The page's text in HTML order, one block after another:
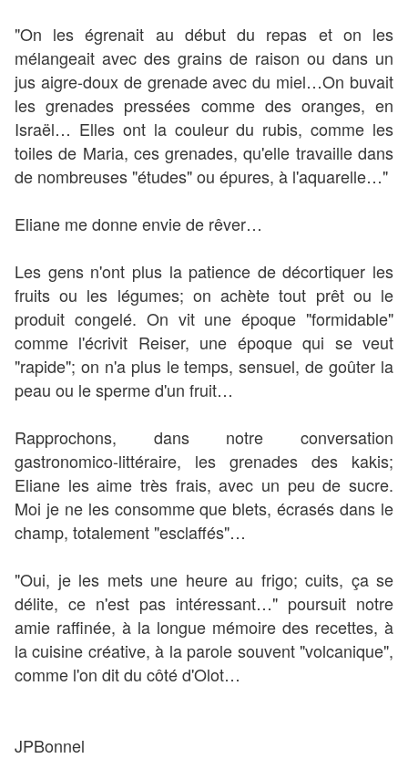
"On les égrenait au début du repas et on les
mélangeait avec des grains de raison ou dans un
jus aigre-doux de grenade avec du miel…On buvait
les grenades pressées comme des oranges, en
Israël… Elles ont la couleur du rubis, comme les
toiles de Maria, ces grenades, qu'elle travaille dans
de nombreuses "études" ou épures, à l'aquarelle…"
Eliane me donne envie de rêver…
Les gens n'ont plus la patience de décortiquer les
fruits ou les légumes; on achète tout prêt ou le
produit congelé. On vit une époque "formidable"
comme l'écrivit Reiser, une époque qui se veut
"rapide"; on n'a plus le temps, sensuel, de goûter la
peau ou le sperme d'un fruit…
Rapprochons, dans notre conversation
gastronomico-littéraire, les grenades des kakis;
Eliane les aime très frais, avec un peu de sucre.
Moi je ne les consomme que blets, écrasés dans le
champ, totalement "esclaffés"…
"Oui, je les mets une heure au frigo; cuits, ça se
délite, ce n'est pas intéressant…" poursuit notre
amie raffinée, à la longue mémoire des recettes, à
la cuisine créative, à la parole souvent "volcanique",
comme l'on dit du côté d'Olot…
JPBonnel